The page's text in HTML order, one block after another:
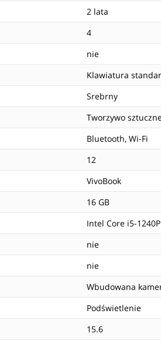
2 lata
4
nie
Klawiatura
Srebrny
Tworzywo sztuczne
Bluetooth, Wi-Fi
12
VivoBook
16 GB
Intel Core i5-1240P
nie
nie
Wbudowana
Podświetlenie
15.6